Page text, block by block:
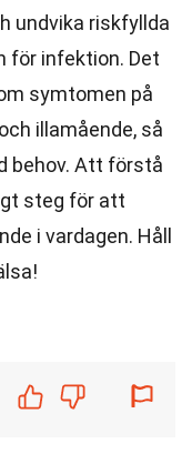
undvika riskfyllda
för infektion. Det
symtomen på
illamående, så
behov. Att förstå
steg för att
i vardagen. Håll